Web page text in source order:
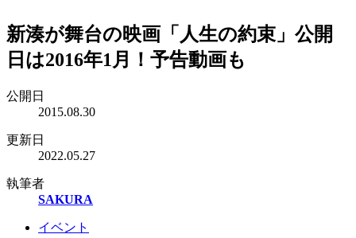
新湊が舞台の映画「人生の約束」公開
日は2016年1月！予告動画も
公開日
2015.08.30
更新日
2022.05.27
執筆者
SAKURA
イベント